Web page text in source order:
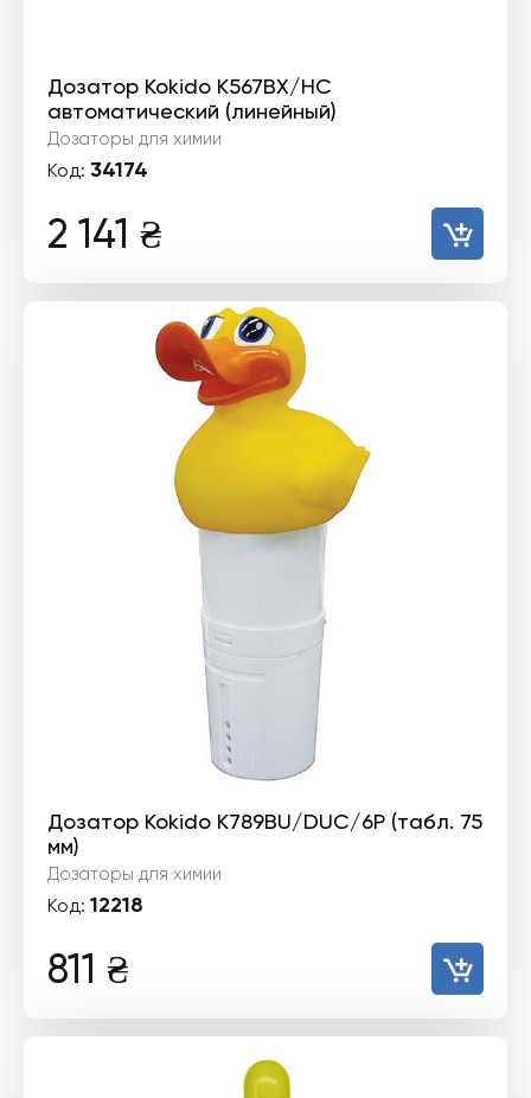
Дозатор Kokido K567BX/HC
автоматический (линейный)
Дозаторы для химии
Код: 34174
2 141 ₴
Дозатор Kokido K789BU/DUC/6P (табл. 75
мм)
Дозаторы для химии
Код: 12218
811 ₴